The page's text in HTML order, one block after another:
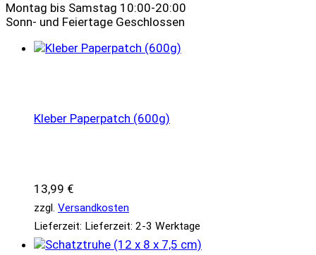
Montag bis Samstag 10:00-20:00
Sonn- und Feiertage Geschlossen
Kleber Paperpatch (600g)
13,99 €
zzgl. Versandkosten
Lieferzeit: Lieferzeit: 2-3 Werktage